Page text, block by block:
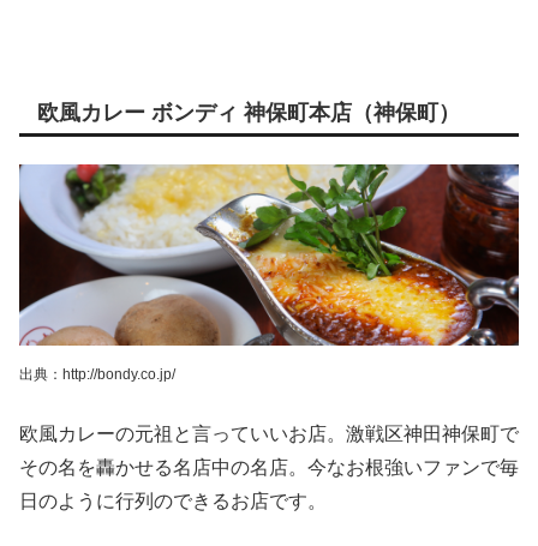
欧風カレー ボンディ 神保町本店（神保町）
出典：http://bondy.co.jp/
欧風カレーの元祖と言っていいお店。激戦区神田神保町で
その名を轟かせる名店中の名店。今なお根強いファンで毎
日のように行列のできるお店です。